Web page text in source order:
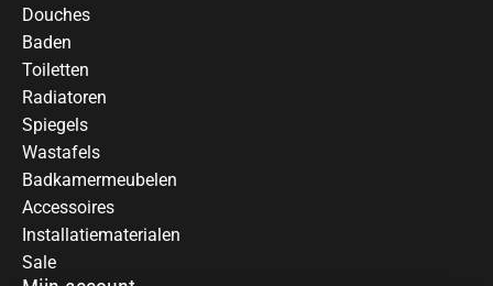
Douches
Baden
Toiletten
Radiatoren
Spiegels
Wastafels
Badkamermeubelen
Accessoires
Installatiematerialen
Sale